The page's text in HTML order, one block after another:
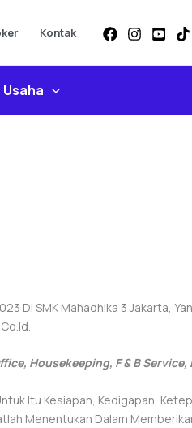
Kontak
Di SMK Mahadhika 3 Jakarta,
Housekeeping, F & B Service,
Itu Kesiapan, Kedigapan,
Menentukan Dalam